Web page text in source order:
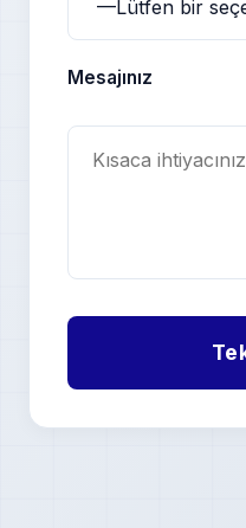
Mesajınız